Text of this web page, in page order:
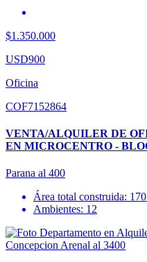
$1.350.000
USD900
Oficina
COF7152864
VENTA/ALQUILER DE
EN MICROCENTRO -
Parana al 400
Área total construida: 170
Ambientes: 12